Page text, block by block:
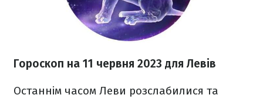
Гороскоп на 11 червня 2023 для Левів
Останнім часом Леви розслабилися та